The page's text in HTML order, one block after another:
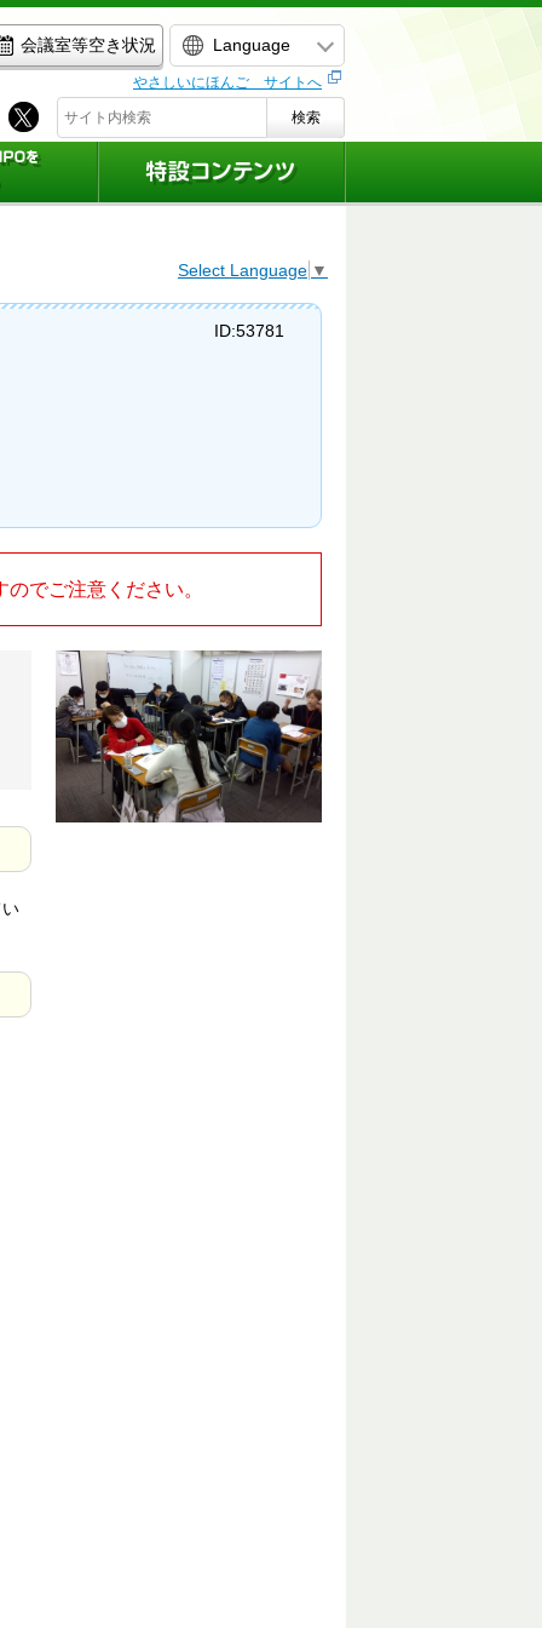
会議室等空き状況 Language
やさしいにほんご サイトへ
検索
Select Language ▼
ID:53781
でご注意ください。